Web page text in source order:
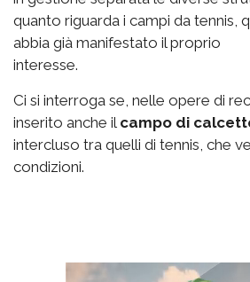
quanto riguarda i campi da tennis,
abbia già manifestato il proprio
interesse.
Ci si interroga se, nelle opere di
inserito anche il campo di
intercluso tra quelli di tennis, che
condizioni.